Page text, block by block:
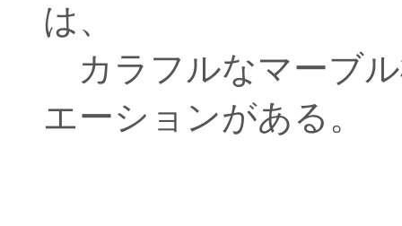
は、
カラフルなマーブ
エーションがある。